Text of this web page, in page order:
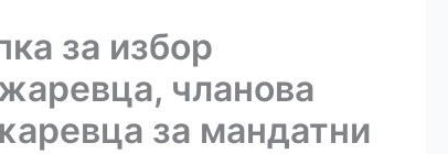
за избор
чланова
за мандатни